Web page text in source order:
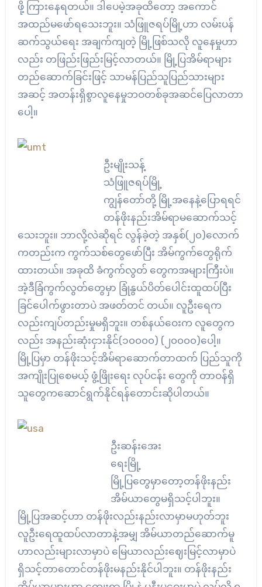
ဖို့ ကြားနေရတယ်။ ဒါပေမဲ့အခုထိတော့ အကောင်
အထည်မဖော်ရသေးဘူး။ သံဖြူဇရပ်မြို့ဟာ လမ်းပန်
ဆက်သွယ်ရေး အချက်ကျတဲ့ မြို့ဖြစ်သလို လူနေမှုဟာ
လည်း တဖြည်းဖြည်းမြင့်လာတယ်။ မြို့ပြအိမ်ရာများ
တည်ဆောက်ခြင်းဖြင့် သာမန်ပြည်သူပြည်သားများ
အဆင့် အတန်းရှိစွာလူနေမှုဘဝတစ်ခုအဆင်ပြေလာတာ
ပေါ့။
ဦးမျိုးသန့်
သံဖြူဇရပ်မြို့
ကျွန်တော်တို့ မြို့အနေနဲ့ပြောရရင်
တန်ဖိုးနည်းအိမ်ရာမဆောက်သင့်
သေးဘူး။ ဘာလို့လဲဆိုရင် လွန်ခဲ့တဲ့ အနှစ်(၂၀)လောက်
ကတည်းက ကွက်သစ်တွေဖော်ပြီး အိမ်ကွက်တွေရိုက်
ထားတယ်။ အခုထိ ခံကွက်လွတ် တွေကအများကြီးပဲ။
အဲ့ဒီခြံကွက်လွတ်တွေမှာ ခြုံနွယ်ပိတ်ပေါင်းထူထပ်ပြီး
ခြင်ပေါက်ဖွားတာပဲ အဖတ်တင် တယ်။ လူဦးရေက
လည်းကျပ်တည်းမှုမရှိဘူး။ တစ်နယ်ဝေးက လူတွေက
လည်း အနည်းဆုံးငှားနိုင်(၁၀၀၀၀) (၂၀၀၀၀)ပေါ့။
မြို့ပြမှာ တန်ဖိုးသင့်အိမ်ရာဆောက်တာထက် ပြည်သူကို
အကျိုးပြုစေမယ့် ဖွံ့ဖြိုးရေး လုပ်ငန်း တွေကို တာဝန်ရှိ
သူတွေကဆောင်ရွက်နိုင်ရန်တောင်းဆိုပါတယ်။
ဦးဆန်းအေး
ရေးမြို့
မြို့ပြတွေမှာတော့တန်ဖိုးနည်း
အိမ်ယာတွေမရှိသင့်ပါဘူး။
မြို့ပြအဆင့်ဟာ တန်ဖိုးလည်းနည်းလာမှာမဟုတ်ဘူး
လူဦးရေထူထပ်လာတာနဲ့အမျှ အိမ်ယာတည်ဆောက်မူ
ဟာလည်းများလာမှာပဲ မြေယာလည်းဈေးမြင့်လာမှာပဲ
ရှိသင့်တာတောင်တန်ဖိုးမနည်းနိုင်ပါဘူး။ တန်ဖိုးနည်း